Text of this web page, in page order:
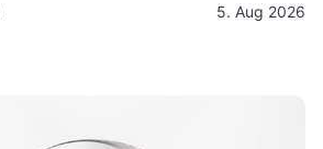
5. Aug 2026